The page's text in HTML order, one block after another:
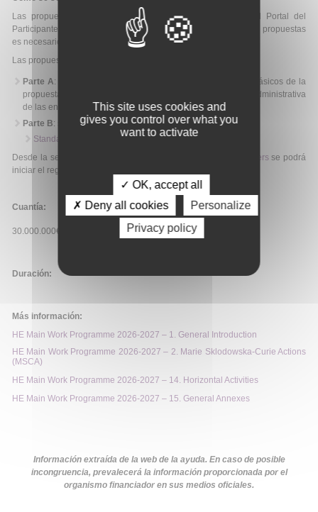
Las propuestas se presentan electrónicamente a través del Portal del
Participante. Para utilizar el servicio de preparación y envío de propuestas
es necesario tener una
cuenta ECAS
Las propuestas tienen 2 partes:
Parte A: Formularios online a cumplimentar con los datos básicos de la
propuesta, incluyendo un resumen, y con la información administrativa
de las entidad/es solicitante/s
Parte B: se deberá incluir la propuesta científica completa:
Standard application form (HE MSCA DN).
Desde la sección “Start Submission” del
portal Funding & Tendersse podrá
iniciar el registro de la propuesta.
Cuantía:
30.000.000€
Duración:
Más información:
HE Main Work Programme 2026-2027 – 1. General Introduction
HE Main Work Programme 2026-2027 – 2. Marie Sklodowska-Curie Actions
(MSCA)
HE Main Work Programme 2026-2027 – 14. Horizontal Activities
HE Main Work Programme 2026-2027 – 15. General Annexes
Información extraída de la web de la ayuda. En caso de posible
incongruencia, prevalecerá la información proporcionada por el
organismo financiador en sus medios oficiales.
This site uses cookies and
gives you control over what you
want to activate
✓ OK, accept all
✗ Deny all cookies
Personalize
Privacy policy